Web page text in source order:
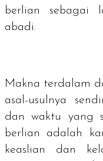
berlian sebagai
abadi.
Makna terdalam
asal-usulnya
dan waktu yang
berlian adalah
keaslian dan